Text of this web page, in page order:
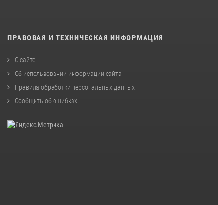
ПРАВОВАЯ И ТЕХНИЧЕСКАЯ ИНФОРМАЦИЯ
О сайте
Об использовании информации сайта
Правила обработки персональных данных
Сообщить об ошибках